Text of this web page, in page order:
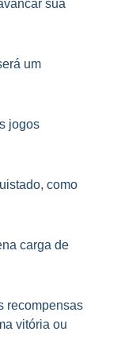
sua
um
jogos
como
carga de
recompensas
vitória ou